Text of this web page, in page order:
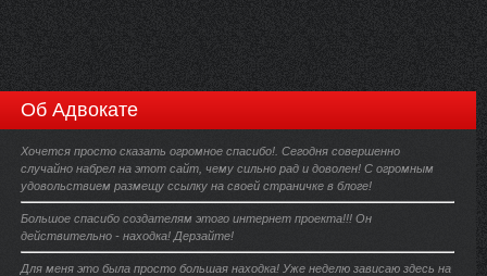
Об Адвокате
Хочется просто сказать огромное спасибо!. Сегодня совершенно
случайно набрел на этот сайт, чему сильно рад и доволен! С огромным
удовольствием размещу ссылку на своей страничке в блоге!
Большое спасибо создателям этого интернет проекта!!! Он
действительно - находка! Дерзайте!
Для меня это была просто большая находка! Уже неделю зависаю здесь на